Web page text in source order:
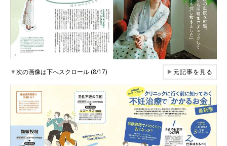
▼次の画像は下へスクロール (8/17) ▶元記事を見る